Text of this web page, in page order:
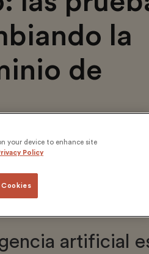
la
de
artificial
your device to enhance site
Policy